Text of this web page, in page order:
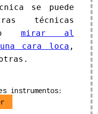
se puede
técnicas
mirar al
cara loca ,
instrumentos: